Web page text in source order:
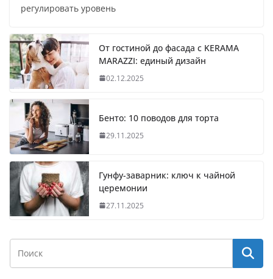
регулировать уровень
От гостиной до фасада с KERAMA
MARAZZI: единый дизайн
02.12.2025
Бенто: 10 поводов для торта
29.11.2025
Гунфу-заварник: ключ к чайной
церемонии
27.11.2025